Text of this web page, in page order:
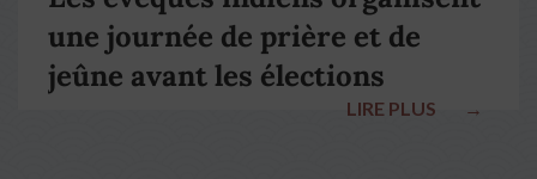
une journée de prière et de
jeûne avant les élections
LIRE PLUS →